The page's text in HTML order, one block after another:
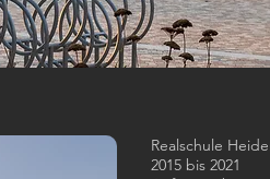
Realschule
2015 bis 2021